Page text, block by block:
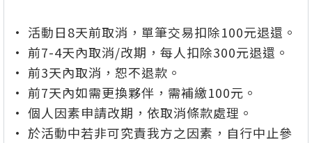
• 活動日8天前取消，單筆交易扣除100元退還。
• 前7-4天內取消/改期，每人扣除300元退還。
• 前3天內取消，恕不退款。
• 前7天內如需更換夥伴，需補繳100元。
• 個人因素申請改期，依取消條款處理。
• 於活動中若非可究責我方之因素，自行中止參